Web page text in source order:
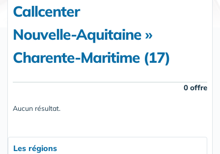
Callcenter
Nouvelle-Aquitaine »
Charente-Maritime (17)
0 offre
Aucun résultat.
Les régions